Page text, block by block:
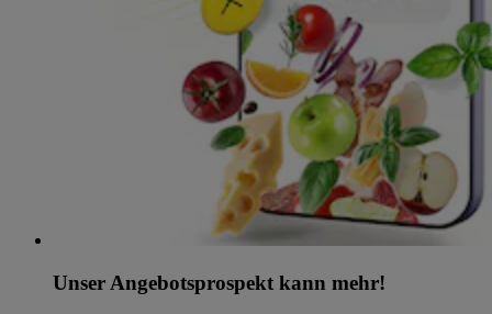
Unser Angebotsprospekt kann mehr!